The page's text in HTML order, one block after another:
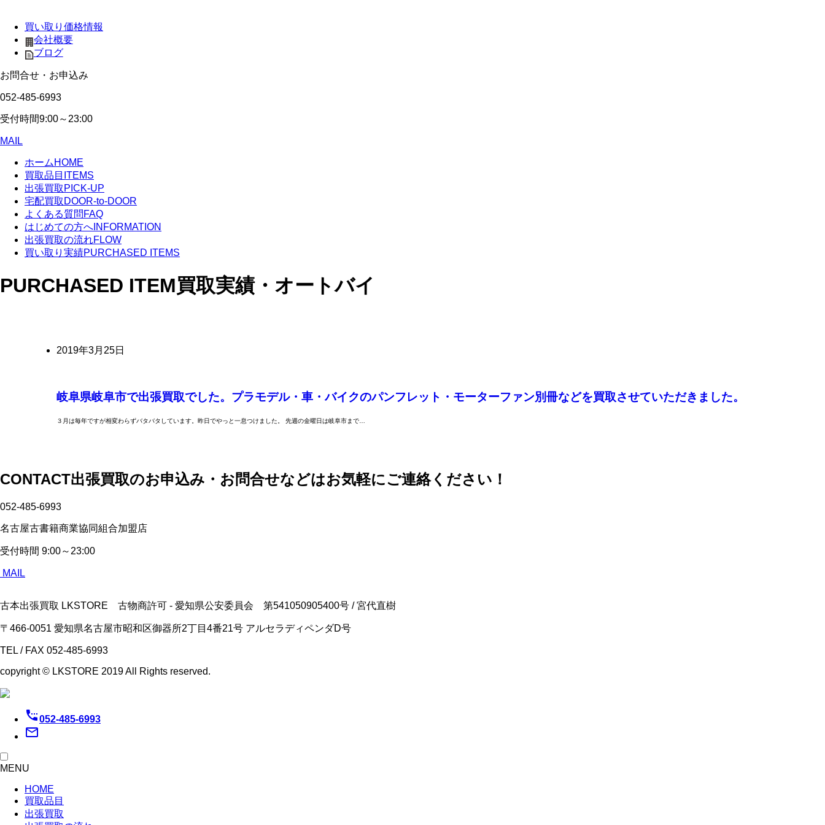
買い取り価格情報
会社概要
ブログ
お問合せ・お申込み
052-485-6993
受付時間9:00～23:00
MAIL
ホーム HOME
買取品目 ITEMS
出張買取 PICK-UP
宅配買取 DOOR-to-DOOR
よくある質問 FAQ
はじめての方へ INFORMATION
出張買取の流れFLOW
買い取り実績PURCHASED ITEMS
PURCHASED ITEM買取実績・オートバイ
2019年3月25日
岐阜県岐阜市で出張買取でした。プラモデル・車・バイクのパンフレット・モーターファン別冊などを買取させていただきました。
３月は毎年ですが相変わらずバタバタしています。昨日でやっと一息つけました。 先週の金曜日は岐阜市まで…
CONTACT出張買取のお申込み・お問合せなどはお気軽にご連絡ください！
052-485-6993
名古屋古書籍商業協同組合加盟店
受付時間 9:00～23:00
MAIL
古本出張買取 LKSTORE 古物商許可 - 愛知県公安委員会 第541050905400号 / 宮代直樹
〒466-0051 愛知県名古屋市昭和区御器所2丁目4番21号 アルセラディペンダD号
TEL / FAX 052-485-6993
copyright © LKSTORE 2019 All Rights reserved.
settings_phone052-485-6993
mail_outline
MENU
HOME
買取品目
出張買取